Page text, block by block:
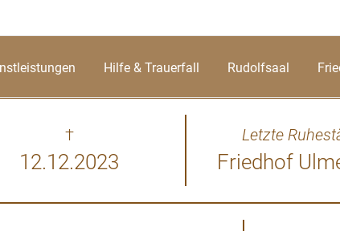
Hilfe & Trauerfall Rudolfsaal
†
12.12.2023
Letzte
Friedhof